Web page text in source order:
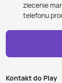
zlecenie
telefonu
Kontakt do Play